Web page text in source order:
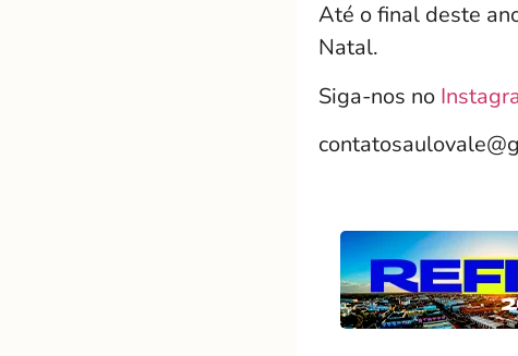
Até o final deste
Natal.
Siga-nos no